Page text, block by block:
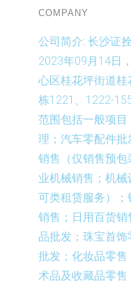
COMPANY
公司简介: 长沙证
2023年09月14日
心区桂花坪街道桂
栋1221、1222-
范围包括一般项
理；汽车零配件
销售（仅销售预
业机械销售；机
可类租赁服务）
销售；日用百货
品批发；珠宝首
批发；化妆品零
术品及收藏品零